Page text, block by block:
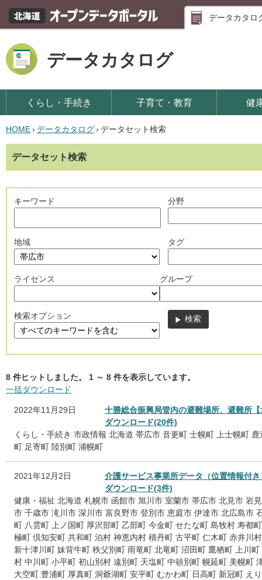
データカタロ
データカタログ
くらし・手続き 子育て・教育 健
HOME› データカタログ› データセット検索
データセット検索
キーワード 分野
地域 タグ
ライセンス グループ
検索オプション
8 件ヒットしました。 1 ～ 8 件を表示しています。
一括ダウンロード
2022年11月29日
十勝総合振興局管内の避難場所、避難所
ダウンロード(20件)
くらし・手続き 市政情報 北海道 帯広市 音更町 士幌町 上士幌町 鹿
町 足寄町 陸別町 浦幌町
2021年12月2日
介護サービス事業所データ（位置情報付
ダウンロード(3件)
健康・福祉 北海道 札幌市 函館市 旭川市 室蘭市 帯広市 北見市 岩
市 千歳市 滝川市 深川市 富良野市 登別市 恵庭市 伊達市 北広島市
町 八雲町 上ノ国町 厚沢部町 乙部町 今金町 せたな町 島牧村 寿都町
極町 倶知安町 共和町 泊村 神恵内村 積丹町 古平町 仁木町 赤井川村
新十津川町 妹背牛町 秩父別町 雨竜町 北竜町 沼田町 鷹栖町
上川町
村 中川町 小平町 初山別村 遠別町 天塩町 中頓別町 幌延町 美幌町
大空町 豊浦町 厚真町 洞爺湖町 安平町 むかわ町 日高町 新冠町 え